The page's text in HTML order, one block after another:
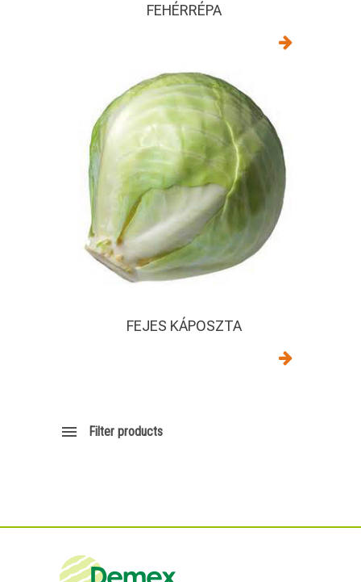
FEHÉRRÉPA
FEJES KÁPOSZTA
Filter products